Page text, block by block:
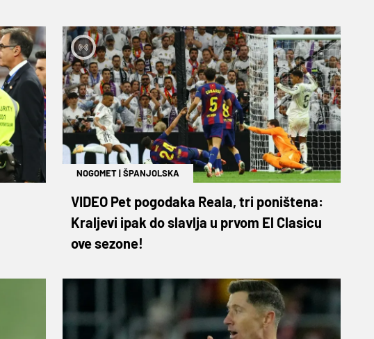
NOGOMET|ŠPANJOLSKA
VIDEO Pet pogodaka Reala, tri poništena:
Kraljevi ipak do slavlja u prvom El Clasicu
ove sezone!